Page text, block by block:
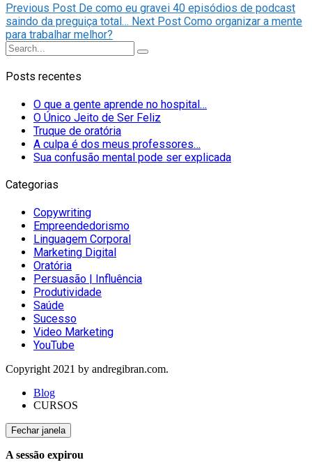
Previous Post De como eu gravei 40 episódios de podcast
saindo da preguiça total… Next Post Como organizar a mente
para trabalhar melhor?
Posts recentes
O que a gente aprende no hospital…
O Único Jeito de Ser Feliz
Truque de oratória
A culpa é dos meus professores…
Sua confusão mental pode ser explicada
Categorias
Copywriting
Empreendedorismo
Linguagem Corporal
Marketing Digital
Oratória
Persuasão | Influência
Produtividade
Saúde
Sucesso
Video Marketing
YouTube
Copyright 2021 by andregibran.com.
Blog
CURSOS
Fechar janela
A sessão expirou